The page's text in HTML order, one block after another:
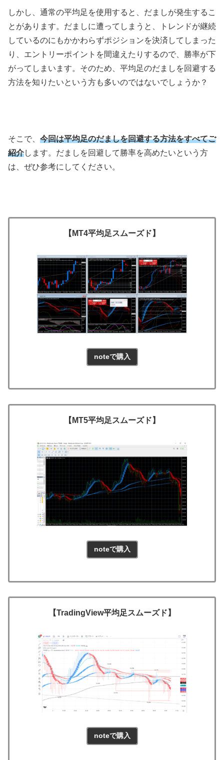
しかし、通常の平均足を使用すると、だましが発生するこ
とがあります。だましに遭ってしまうと、トレンドが継続
しているのにもかかわらずポジションを決済してしまった
り、エントリーポイントを間違えたりするので、勝率が下
がってしまいます。そのため、平均足のだましを回避する
方法を知りたいという方も多いのではないでしょうか？
そこで、 今回は平均足のだましを回避する方法をすべてご
紹介します。だましを回避して勝率を高めたいという方
は、ぜひ参考にしてください。
【MT4平均足スムーズド】
noteで購入
【MT5平均足スムーズド】
noteで購入
【TradingView平均足スムーズド】
noteで購入